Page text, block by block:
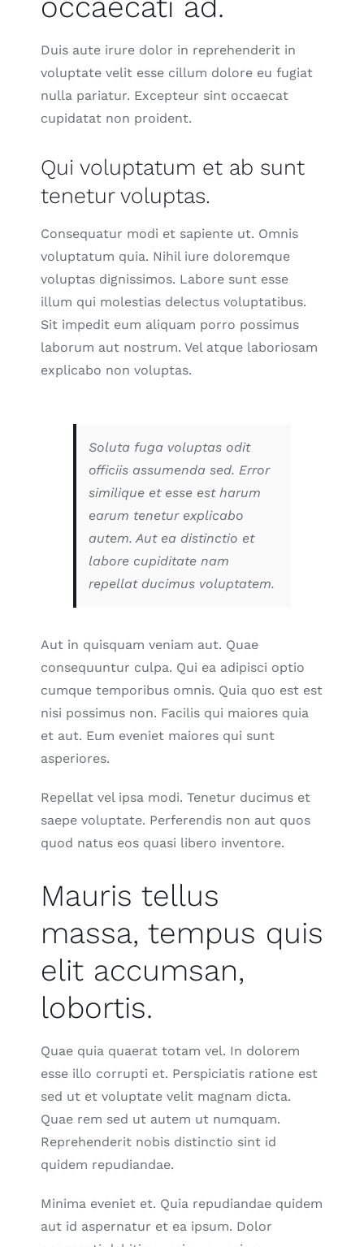
Duis aute irure dolor in reprehenderit in
voluptate velit esse cillum dolore eu fugiat
nulla pariatur. Excepteur sint occaecat
cupidatat non proident.
Qui voluptatum et ab sunt
tenetur voluptas.
Consequatur modi et sapiente ut. Omnis
voluptatum quia. Nihil iure doloremque
voluptas dignissimos. Labore sunt esse
illum qui molestias delectus voluptatibus.
Sit impedit eum aliquam porro possimus
laborum aut nostrum. Vel atque laboriosam
explicabo non voluptas.
Soluta fuga voluptas odit
officiis assumenda sed. Error
similique et esse est harum
earum tenetur explicabo
autem. Aut ea distinctio et
labore cupiditate nam
repellat ducimus voluptatem.
Aut in quisquam veniam aut. Quae
consequuntur culpa. Qui ea adipisci optio
cumque temporibus omnis. Quia quo est est
nisi possimus non. Facilis qui maiores quia
et aut. Eum eveniet maiores qui sunt
asperiores.
Repellat vel ipsa modi. Tenetur ducimus et
saepe voluptate. Perferendis non aut quos
quod natus eos quasi libero inventore.
Mauris tellus
massa, tempus quis
elit accumsan,
lobortis.
Quae quia quaerat totam vel. In dolorem
esse illo corrupti et. Perspiciatis ratione est
sed ut et voluptate velit magnam dicta.
Quae rem sed ut autem ut numquam.
Reprehenderit nobis distinctio sint id
quidem repudiandae.
Minima eveniet et. Quia repudiandae quidem
aut id aspernatur et ea ipsum. Dolor